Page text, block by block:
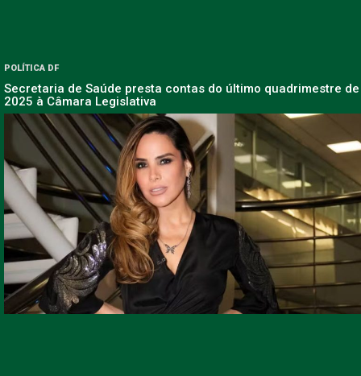
POLÍTICA DF
Secretaria de Saúde presta contas do último quadrimestre de
2025 à Câmara Legislativa